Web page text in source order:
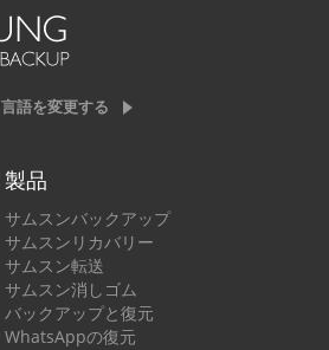
言語を変更する
製品
サムスンバックアップ
サムスンリカバリー
サムスン転送
サムスン消しゴム
バックアップと復元
WhatsAppの復元